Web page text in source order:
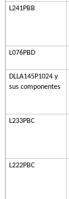
L241PBB
L076PBD
DLLA145P1024 y
sus componentes
L233PBC
L222PBC